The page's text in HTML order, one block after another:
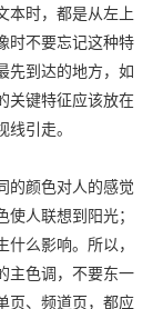
本时，都是从左上
时不要忘记这种特
先到达的地方，如
关键特征应该放在
引走。
的颜色对人的感觉
人联想到阳光；
么影响。所以，
主色调，不要东一
页、频道页，都应